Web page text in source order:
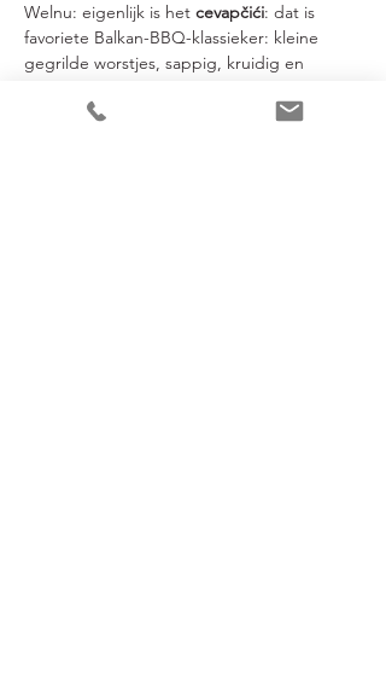
Welnu: eigenlijk is het cevapčići: dat is
favoriete Balkan-BBQ-klassieker: kleine
gegrilde worstjes, sappig, kruidig en
maken we deze vers klaar voor je.